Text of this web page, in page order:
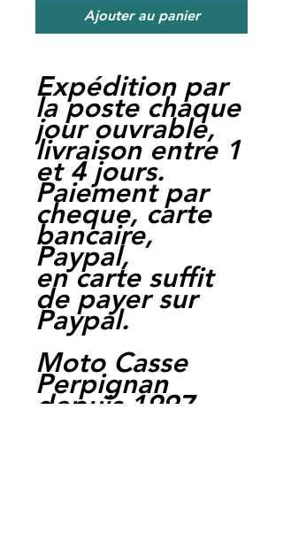
Ajouter au panier
Expédition par
la poste chaque
jour ouvrable,
livraison entre 1
et 4 jours.
Paiement par
cheque, carte
bancaire,
Paypal,
en carte suffit
de payer sur
Paypal.
Moto Casse
Perpignan
depuis 1997